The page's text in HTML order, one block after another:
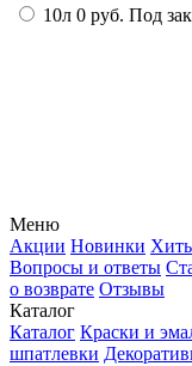
10л 0 руб. Под
Меню
Акции Новинки
Вопросы и ответы
о возврате Отзывы
Каталог
Каталог Краски и
шпатлевки